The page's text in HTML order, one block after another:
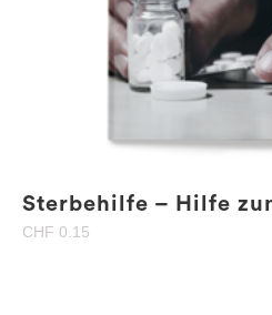
Sterbehilfe – Hilfe
CHF 0.15